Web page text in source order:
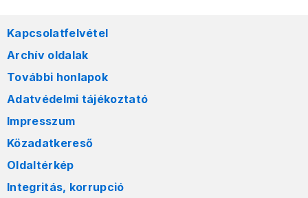
Kapcsolatfelvétel
Archív oldalak
További honlapok
Adatvédelmi tájékoztató
Impresszum
Közadatkereső
Oldaltérkép
Integritás, korrupció